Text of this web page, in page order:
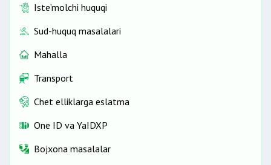
Iste’molchi huquqi
Sud-huquq masalalari
Mahalla
Transport
Chet elliklarga eslatma
One ID vа YaIDXP
Bojxona masalalar